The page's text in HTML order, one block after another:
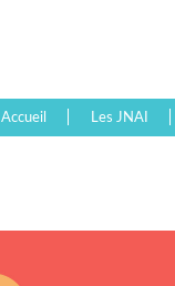
Accueil Les JNAI